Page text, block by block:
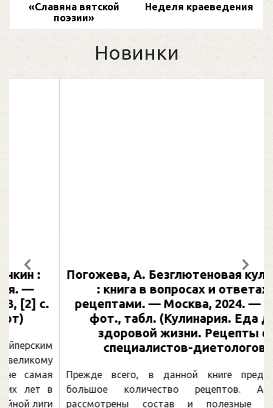
«Славяна вятской
поэзии»
Неделя краеведения
Новинки
Погожева, А. Безглютеновая кулинария
: книга в вопросах и ответах с
рецептами. — Москва, 2024. — 217 с.,
фот., табл. (Кулинария. Еда для
здоровой жизни. Рецепты от
специалистов-диетологов)
Прежде всего, в данной книге представлено
большое количество рецептов. А также
рассмотрены состав и полезные свойства
Предыдущий